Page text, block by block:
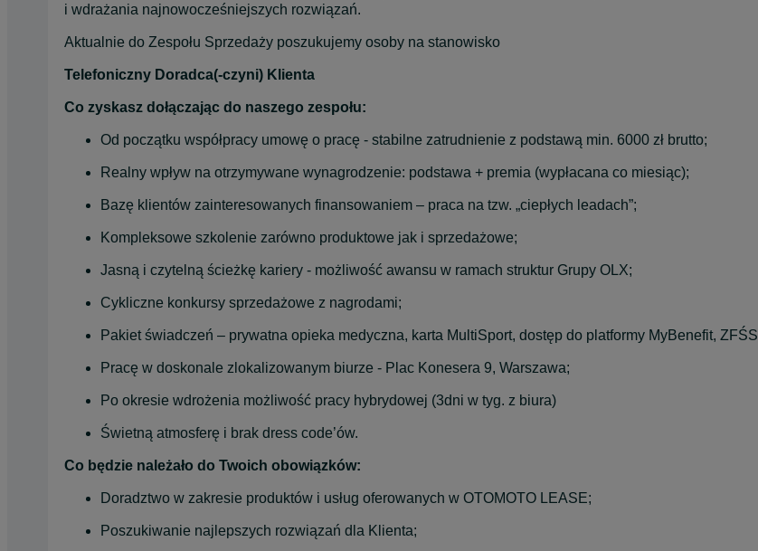
i wdrażania najnowocześniejszych rozwiązań.
Aktualnie do Zespołu Sprzedaży poszukujemy osoby na stanowisko
Telefoniczny Doradca(-czyni) Klienta
Co zyskasz dołączając do naszego zespołu:
Od początku współpracy umowę o pracę - stabilne zatrudnienie z podstawą min. 6000 zł brutto;
Realny wpływ na otrzymywane wynagrodzenie: podstawa + premia (wypłacana co miesiąc);
Bazę klientów zainteresowanych finansowaniem – praca na tzw. „ciepłych leadach”;
Kompleksowe szkolenie zarówno produktowe jak i sprzedażowe;
Jasną i czytelną ścieżkę kariery - możliwość awansu w ramach struktur Grupy OLX;
Cykliczne konkursy sprzedażowe z nagrodami;
Pakiet świadczeń – prywatna opieka medyczna, karta MultiSport, dostęp do platformy MyBenefit, ZFŚS
Pracę w doskonale zlokalizowanym biurze - Plac Konesera 9, Warszawa;
Po okresie wdrożenia możliwość pracy hybrydowej (3dni w tyg. z biura)
Świetną atmosferę i brak dress code’ów.
Co będzie należało do Twoich obowiązków:
Doradztwo w zakresie produktów i usług oferowanych w OTOMOTO LEASE;
Poszukiwanie najlepszych rozwiązań dla Klienta;